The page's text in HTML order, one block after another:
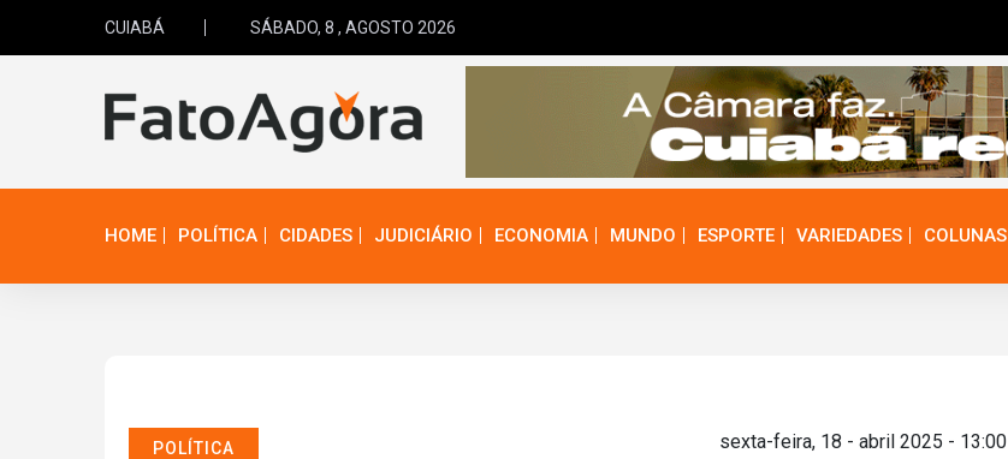
CUIABÁ SÁBADO, 8 , AGOSTO 2026
HOME POLÍTICA CIDADES JUDICIÁRIO ECONOMIA MUNDO ESPORTE VARIEDADES COLUNAS
POLÍTICA sexta-feira, 18 - abril 2025 - 13:00